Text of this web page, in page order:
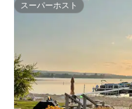
スーパーホスト
スーパーホスト